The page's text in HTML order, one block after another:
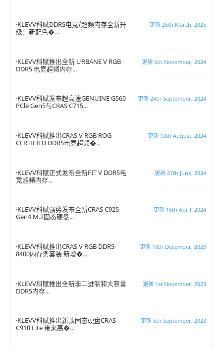
KLEVV科赋DDR5电竞/超频内存全新升
级：新配色�...
更新 25th March, 2025
KLEVV科赋推出全新 URBANE V RGB
DDR5 电竞超频内存...
更新 5th November, 2024
KLEVV科赋发布超高速GENUINE G560
PCle Gen5与CRAS C715...
更新 24th September, 2024
KLEVV科赋推出CRAS V RGB ROG
CERTIFIED DDR5电竞超频�...
更新 13th August, 2024
KLEVV科赋正式发布全新FIT V DDR5电
竞超频内存...
更新 27th June, 2024
KLEVV科赋强势发布全新CRAS C925
Gen4 M.2固态硬盘...
更新 16th April, 2024
KLEVV科赋推出CRAS V RGB DDR5-
8400内存条套装 新增�...
更新 18th December, 2023
KLEVV科赋推出全新非二进制和大容量
DDR5内存...
更新 1st November, 2023
KLEVV科赋推出新款固态硬盘CRAS
C910 Lite 带来高�...
更新 5th September, 2023